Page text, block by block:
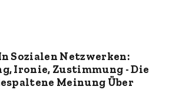
Sozialen Netzwerken:
Ironie, Zustimmung - Die
Meinung Über